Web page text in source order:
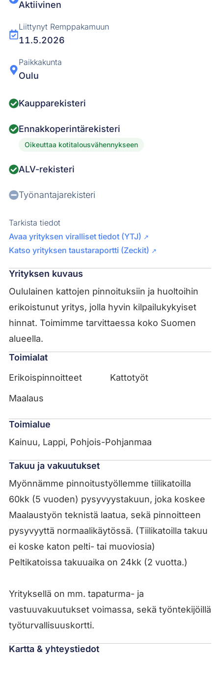
Aktiivinen
Liittynyt Remppakamuun
11.5.2026
Paikkakunta
Oulu
Kaupparekisteri
Ennakkoperintärekisteri
Oikeuttaa kotitalousvähennykseen
ALV-rekisteri
Työnantajarekisteri
Tarkista tiedot
Avaa yrityksen viralliset tiedot (YTJ) ↗
Katso yrityksen taustaraportti (Zeckit) ↗
Yrityksen kuvaus
Oululainen kattojen pinnoituksiin ja huoltoihin
erikoistunut yritys, jolla hyvin kilpailukykyiset
hinnat. Toimimme tarvittaessa koko Suomen
alueella.
Toimialat
Erikoispinnoitteet
Kattotyöt
Maalaus
Toimialue
Kainuu, Lappi, Pohjois-Pohjanmaa
Takuu ja vakuutukset
Myönnämme pinnoitustyöllemme tiilikatoilla
60kk (5 vuoden) pysyvyystakuun, joka koskee
Maalaustyön teknistä laatua, sekä pinnoitteen
pysyvyyttä normaalikäytössä. (Tiilikatoilla takuu
ei koske katon pelti- tai muoviosia)
Peltikatoissa takuuaika on 24kk (2 vuotta.)
Yrityksellä on mm. tapaturma- ja
vastuuvakuutukset voimassa, sekä työntekijöillä
työturvallisuuskortti.
Kartta & yhteystiedot